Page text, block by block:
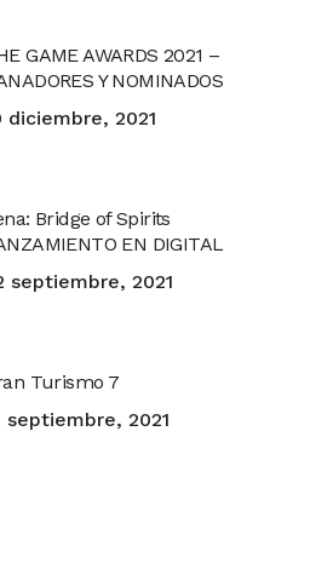
GAME AWARDS 2021 –
Y NOMINADOS
diciembre, 2021
Bridge of Spirits
EN DIGITAL
septiembre, 2021
Turismo 7
septiembre, 2021